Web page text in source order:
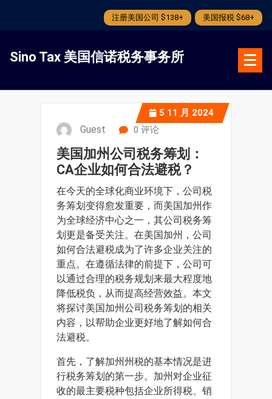
注册美国公司 $138+ 美国报税 $68+
Sino Tax 美国信诺税务事务所
5 11 月 2024
Guest 0 评论
美国加州公司税务筹划：
CA企业如何合法避税？
在今天的全球化商业环境下，公司税
务筹划变得愈发重要，而美国加州作
为全球经济中心之一，其公司税务筹
划更是备受关注。在美国加州，公司
如何合法避税成为了许多企业关注的
重点。在遵循法律的前提下，公司可
以通过合理的税务规划来最大程度地
降低税负，从而提高经营效益。本文
将探讨美国加州公司税务筹划的相关
内容，以帮助企业更好地了解如何合
法避税。
首先，了解加州州税的基本情况是进
行税务筹划的第一步。加州对企业征
收的最主要税种包括企业所得税、销